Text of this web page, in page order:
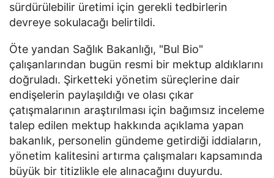
sürdürülebilir üretimi için gerekli tedbirlerin
devreye sokulacağı belirtildi.
Öte yandan Sağlık Bakanlığı, "Bul Bio"
çalışanlarından bugün resmi bir mektup aldıklarını
doğruladı. Şirketteki yönetim süreçlerine dair
endişelerin paylaşıldığı ve olası çıkar
çatışmalarının araştırılması için bağımsız inceleme
talep edilen mektup hakkında açıklama yapan
bakanlık, personelin gündeme getirdiği iddiaların,
yönetim kalitesini artırma çalışmaları kapsamında
büyük bir titizlikle ele alınacağını duyurdu.